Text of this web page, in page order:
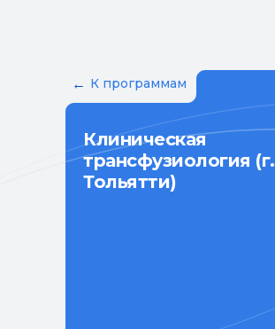
← К программам
Клиническая
трансфузиология (г.
Тольятти)